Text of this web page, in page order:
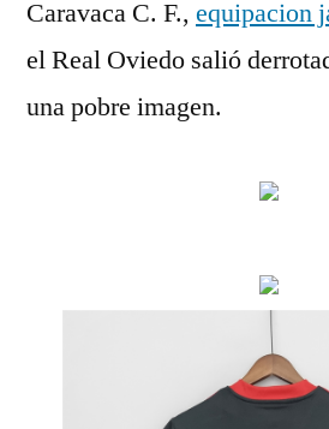
Caravaca C. F., equipacion
el Real Oviedo salió
una pobre imagen.